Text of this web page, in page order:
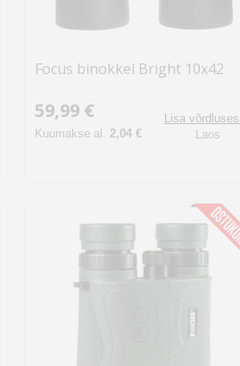
Focus binokkel Bright 10x42
59,99 €
Kuumakse al. 2,04 €
Lisa
Laos